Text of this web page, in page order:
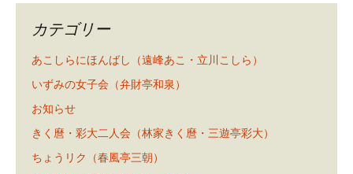
カテゴリー
あこしらにほんばし（遠峰あこ・立川こしら）
いずみの女子会（弁財亭和泉）
お知らせ
きく麿・彩大二人会（林家きく麿・三遊亭彩大）
ちょうリク（春風亭三朝）